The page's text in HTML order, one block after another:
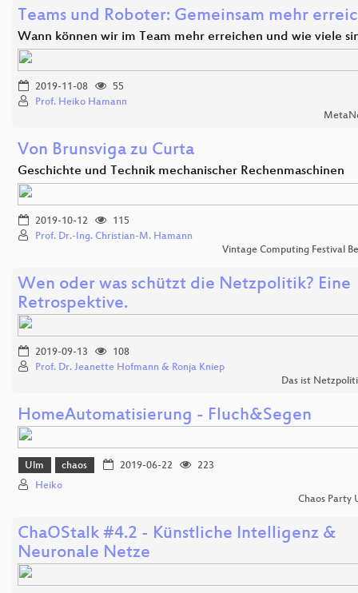
Teams und Roboter: Gemeinsam mehr
Wann können wir im Team mehr erreichen und wie viele
2019-11-08
55
Prof. Heiko Hamann
Von Brunsviga zu Curta
Geschichte und Technik mechanischer Rechenmaschinen
2019-10-12
115
Prof. Dr.-Ing. Christian-M. Hamann
Vintage Computing Festival
Wen oder was schützt die Netzpolitik? Eine
Retrospektive.
2019-09-13
108
Prof. Dr. Jeanette Hofmann & Ronja Kniep
Das ist
HomeAutomatisierung - Fluch&Segen
Ulm chaos 2019-06-22
223
Heiko
Chaos Party
ChaOStalk #4.2 - Künstliche Intelligenz &
Neuronale Netze